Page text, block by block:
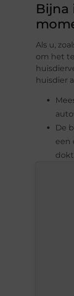
Bijna
Als u,
om het
huisdier
De
een